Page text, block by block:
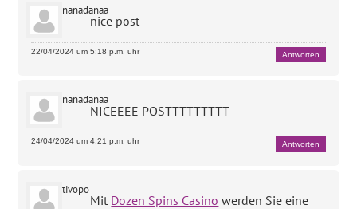
nanadanaa
nice post
22/04/2024 um 5:18 p.m. uhr Antworten
nanadanaa
NICEEEE POSTTTTTTTTT
24/04/2024 um 4:21 p.m. uhr Antworten
tivopo
Mit Dozen Spins Casino werden Sie eine